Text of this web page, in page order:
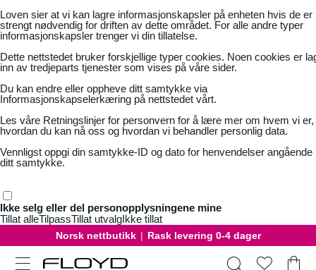
Loven sier at vi kan lagre informasjonskapsler på enheten hvis de er
strengt nødvendig for driften av dette området. For alle andre typer
informasjonskapsler trenger vi din tillatelse.
Dette nettstedet bruker forskjellige typer cookies. Noen cookies er
inn av tredjeparts tjenester som vises på våre sider.
Du kan endre eller oppheve ditt samtykke via
Informasjonskapselerkæring på nettstedet vårt.
Les våre Retningslinjer for personvern for å lære mer om hvem vi er,
hvordan du kan nå oss og hvordan vi behandler personlig data.
Vennligst oppgi din samtykke-ID og dato for henvendelser angående
ditt samtykke.
Ikke selg eller del personopplysningene mine
Tillat alleTilpassTillat utvalgIkke tillat
Gratis bytte 30 dager åpent kjøp